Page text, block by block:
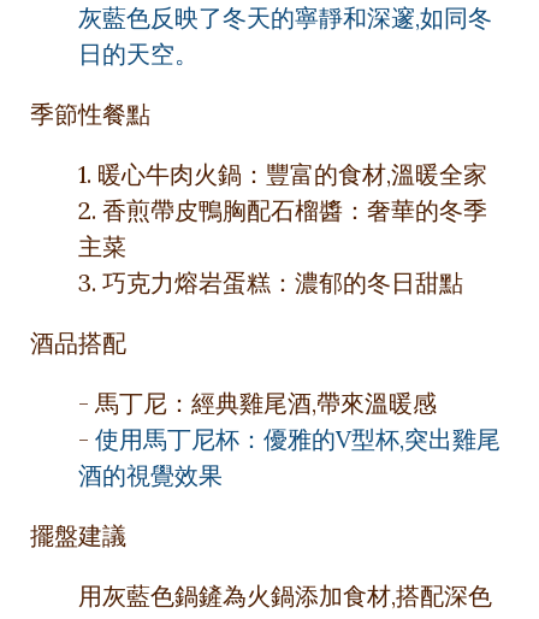
灰藍色反映了冬天的寧靜和深邃,如同冬
日的天空。
季節性餐點
1. 暖心牛肉火鍋：豐富的食材,溫暖全家
2. 香煎帶皮鴨胸配石榴醬：奢華的冬季
主菜
3. 巧克力熔岩蛋糕：濃郁的冬日甜點
酒品搭配
- 馬丁尼：經典雞尾酒,帶來溫暖感
- 使用馬丁尼杯：優雅的V型杯,突出雞尾
酒的視覺效果
擺盤建議
用灰藍色鍋鏟為火鍋添加食材,搭配深色